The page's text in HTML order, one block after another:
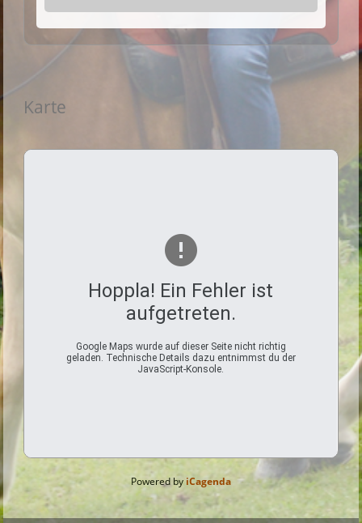
Karte
Hoppla! Ein Fehler ist
aufgetreten.
Google Maps wurde auf dieser Seite nicht richtig
geladen. Technische Details dazu entnimmst du der
JavaScript-Konsole.
Powered by iCagenda